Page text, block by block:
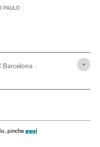
PAULO
Barcelona
pinche aquí